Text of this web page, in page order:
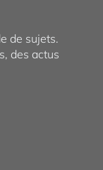
de sujets.
des actus